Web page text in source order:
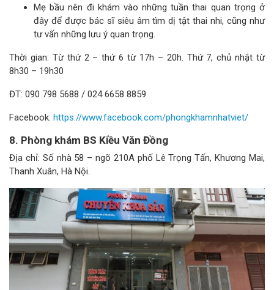
Mẹ bầu nên đi khám vào những tuần thai quan trọng ở
đây để được bác sĩ siêu âm tìm dị tật thai nhi, cũng như
tư vấn những lưu ý quan trọng.
Thời gian: Từ thứ 2 – thứ 6 từ 17h – 20h. Thứ 7, chủ nhật từ
8h30 – 19h30
ĐT: 090 798 5688 / 024 6658 8859
Facebook: https://www.facebook.com/phongkhamnhatviet/
8. Phòng khám BS Kiều Văn Đồng
Địa chỉ: Số nhà 58 – ngõ 210A phố Lê Trọng Tấn, Khương Mai,
Thanh Xuân, Hà Nội.